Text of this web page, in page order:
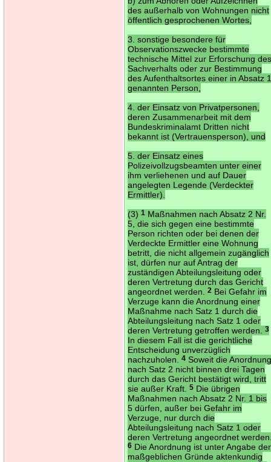
des außerhalb von Wohnungen nicht
öffentlich gesprochenen Wortes,
3. sonstige besondere für
Observationszwecke bestimmte
technische Mittel zur Erforschung
Sachverhalts oder zur Bestimmung
des Aufenthaltsortes einer in Absatz
genannten Person,
4. der Einsatz von Privatpersonen,
deren Zusammenarbeit mit dem
Bundeskriminalamt Dritten nicht
bekannt ist (Vertrauensperson), und
5. der Einsatz eines
Polizeivollzugsbeamten unter einer
ihm verliehenen und auf Dauer
angelegten Legende (Verdeckter
Ermittler).
(3)1 Maßnahmen nach Absatz 2 Nr.
5, die sich gegen eine bestimmte
Person richten oder bei denen der
Verdeckte Ermittler eine Wohnung
betritt, die nicht allgemein zugänglich
ist, dürfen nur auf Antrag der
zuständigen Abteilungsleitung oder
deren Vertretung durch das Gericht
angeordnet werden.2 Bei Gefahr im
Verzuge kann die Anordnung einer
Maßnahme nach Satz 1 durch die
Abteilungsleitung nach Satz 1 oder
deren Vertretung getroffen werden.3
In diesem Fall ist die gerichtliche
Entscheidung unverzüglich
nachzuholen.4 Soweit die
nach Satz 2 nicht binnen drei Tagen
durch das Gericht bestätigt wird, tritt
sie außer Kraft.5 Die übrigen
Maßnahmen nach Absatz 2 Nr. 1 bis
5 dürfen, außer bei Gefahr im
Verzuge, nur durch die
Abteilungsleitung nach Satz 1 oder
deren Vertretung angeordnet
6 Die Anordnung ist unter Angabe der
maßgeblichen Gründe aktenkundig